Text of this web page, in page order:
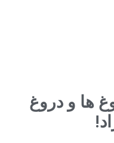
ها و دروغ